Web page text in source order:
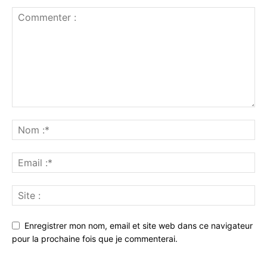
Enregistrer mon nom, email et site web dans ce navigateur
pour la prochaine fois que je commenterai.